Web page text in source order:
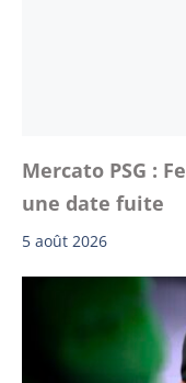
Mercato PSG :
une date fuite
5 août 2026